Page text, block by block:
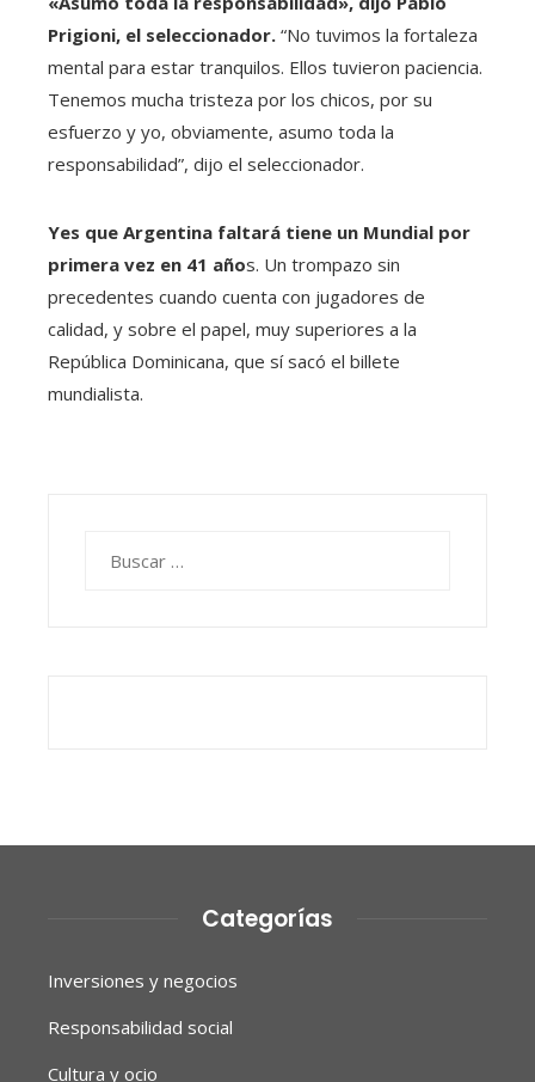
Prigioni, el seleccionador. “No tuvimos la fortaleza
mental para estar tranquilos. Ellos tuvieron paciencia.
Tenemos mucha tristeza por los chicos, por su
esfuerzo y yo, obviamente, asumo toda la
responsabilidad”, dijo el seleccionador.
Yes que Argentina faltará tiene un Mundial por
primera vez en 41 años. Un trompazo sin
precedentes cuando cuenta con jugadores de
calidad, y sobre el papel, muy superiores a la
República Dominicana, que sí sacó el billete
mundialista.
Categorías
Inversiones y negocios
Responsabilidad social
Cultura y ocio